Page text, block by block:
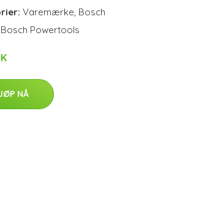
Varemærke, Bosch
Bosch Powertools
NÅ